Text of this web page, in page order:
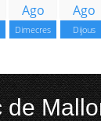
Ago
Dimecres
Ago
Dijous
de